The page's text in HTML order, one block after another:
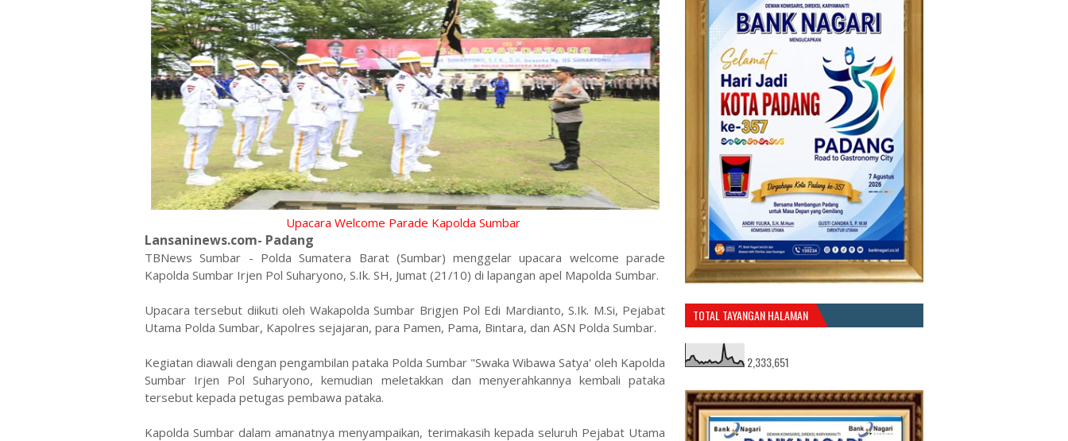
Upacara Welcome Parade Kapolda Sumbar
Lansaninews.com- Padang
TBNews Sumbar - Polda Sumatera Barat (Sumbar) menggelar upacara welcome parade
Kapolda Sumbar Irjen Pol Suharyono, S.Ik. SH, Jumat (21/10) di lapangan apel Mapolda Sumbar.
Upacara tersebut diikuti oleh Wakapolda Sumbar Brigjen Pol Edi Mardianto, S.Ik. M.Si, Pejabat
Utama Polda Sumbar, Kapolres sejajaran, para Pamen, Pama, Bintara, dan ASN Polda Sumbar.
Kegiatan diawali dengan pengambilan pataka Polda Sumbar "Swaka Wibawa Satya' oleh Kapolda
Sumbar Irjen Pol Suharyono, kemudian meletakkan dan menyerahkannya kembali pataka
tersebut kepada petugas pembawa pataka.
Kapolda Sumbar dalam amanatnya menyampaikan, terimakasih kepada seluruh Pejabat Utama
TOTAL TAYANGAN HALAMAN
2,333,651